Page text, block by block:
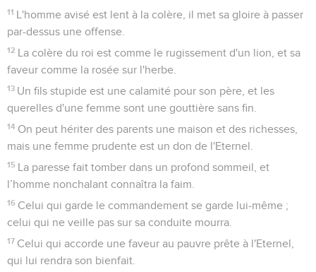
11 L'homme avisé est lent à la colère, il met sa gloire à passer
par-dessus une offense.
12 La colère du roi est comme le rugissement d'un lion, et sa
faveur comme la rosée sur l'herbe.
13 Un fils stupide est une calamité pour son père, et les
querelles d'une femme sont une gouttière sans fin.
14 On peut hériter des parents une maison et des richesses,
mais une femme prudente est un don de l'Eternel.
15 La paresse fait tomber dans un profond sommeil, et
l’homme nonchalant connaîtra la faim.
16 Celui qui garde le commandement se garde lui-même ;
celui qui ne veille pas sur sa conduite mourra.
17 Celui qui accorde une faveur au pauvre prête à l'Eternel,
qui lui rendra son bienfait.